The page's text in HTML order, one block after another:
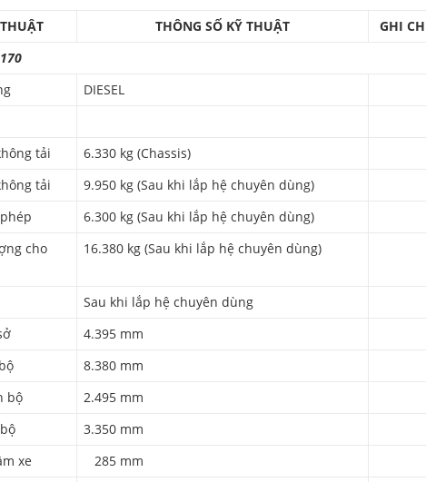
THÔNG SỐ KỸ THUẬT
GHI
DIESEL
tải
6.330 kg (Chassis)
tải
9.950 kg (Sau khi lắp hệ chuyên dùng)
6.300 kg (Sau khi lắp hệ chuyên dùng)
cho
16.380 kg (Sau khi lắp hệ chuyên dùng)
Sau khi lắp hệ chuyên dùng
4.395 mm
8.380 mm
bộ
2.495 mm
3.350 mm
xe
285 mm